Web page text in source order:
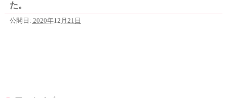
た。
公開日: 2020年12月21日